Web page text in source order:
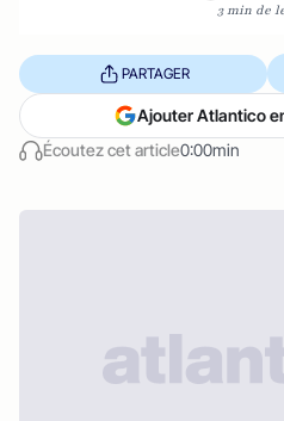
3 min de
Écoutez cet article0:00min
PARTAGER
Ajouter Atlantico